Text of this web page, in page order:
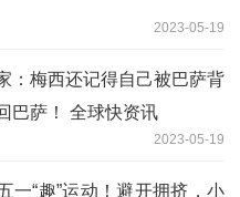
2023-05-19
：梅西还记得自己被巴萨背
巴萨！ 全球快资讯
2023-05-19
一“趣”运动！避开拥挤，小